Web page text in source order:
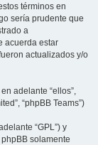
términos en
sería prudente que
a
acuerda estar
actualizados y/o
adelante “ellos”,
“phpBB Teams”)
“GPL”) y
solamente